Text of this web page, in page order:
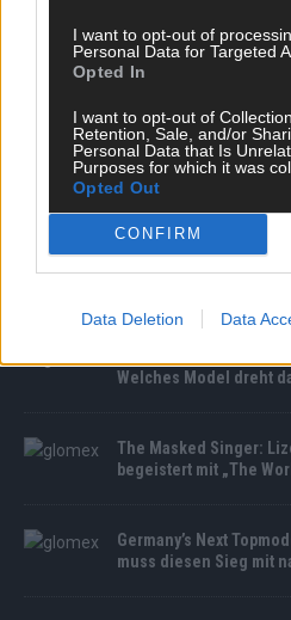
I want to opt-out of
Personal Data for Targeted
Opted In
I want to opt-out of
Retention, Sale, and/or
Personal Data that Is
Purposes for which it was
Opted Out
CONFIRM
Data Deletion Data
FOLGE UNS BEI FACEBOOK
Welches Model dreht
The Masked Singer:
begeistert mit „The
Germany’s Next
muss diesen Sieg mit